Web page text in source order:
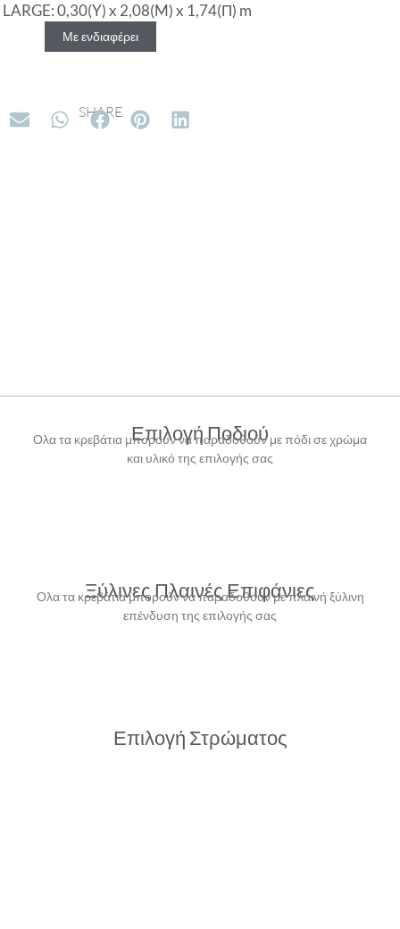
LARGE: 0,30(Y) x 2,08(M) x 1,74(Π) m
Με ενδιαφέρει
SHARE
Επιλογή Ποδιού
Ολα τα κρεβάτια μπορούν να παραδοθούν με πόδι σε χρώμα
και υλικό της επιλογής σας
Ξύλινες Πλαινές Επιφάνιες
Ολα τα κρεβάτια μπορούν να παραδοθούν με πλαινή ξύλινη
επένδυση της επιλογής σας
Επιλογή Στρώματος